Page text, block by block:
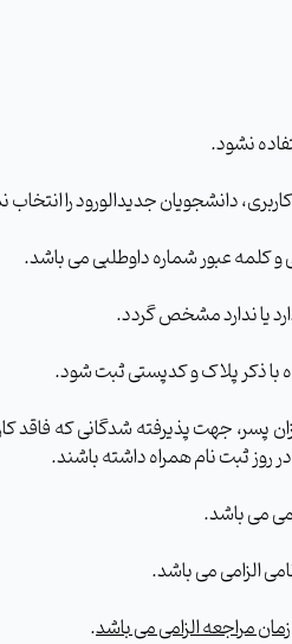
نشود.
دانشجویان جدیدالورود را انتخاب
و کلمه عبور شماره داوطلبی می باشد.
یا ندارد مشخص گردد.
با ذکر پلاک و کدپستی ثبت شود.
پسر، جهت پذیرفته شدگانی که
ثبت نام همراه داشته باشند.
الزامی می باشد.
مراجعه الزامی می باشد.